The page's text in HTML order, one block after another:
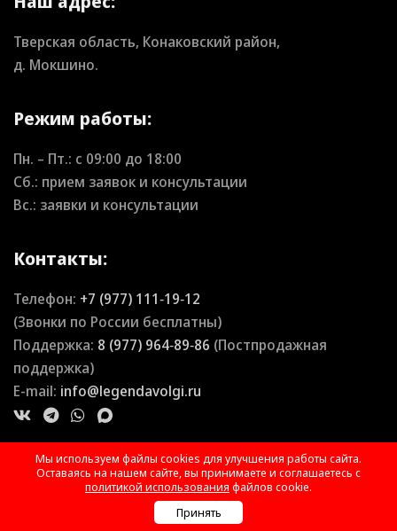
Тверская область, Конаковский район,
д. Мокшино.
Режим работы:
Пн. – Пт.: с 09:00 до 18:00
Сб.: прием заявок и консультации
Вс.: заявки и консультации
Контакты:
Телефон: +7 (977) 111‑19‑12
(Звонки по России бесплатны)
Поддержка: 8 (977) 964‑89‑86 (Постпродажная
поддержка)
E-mail: info@legendavolgi.ru
Telegram Max
Мы используем файлы cookies для улучшения работы сайта.
Оставаясь на нашем сайте, вы принимаете и соглашаетесь с
политикой использования файлов cookie.
Принять